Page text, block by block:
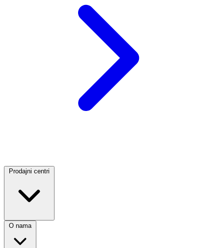
Prodajni centri
O nama